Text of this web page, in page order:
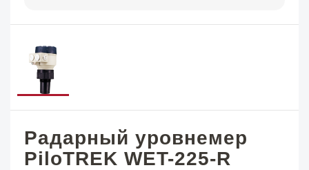
Радарный уровнемер
PiloTREK WET-225-R